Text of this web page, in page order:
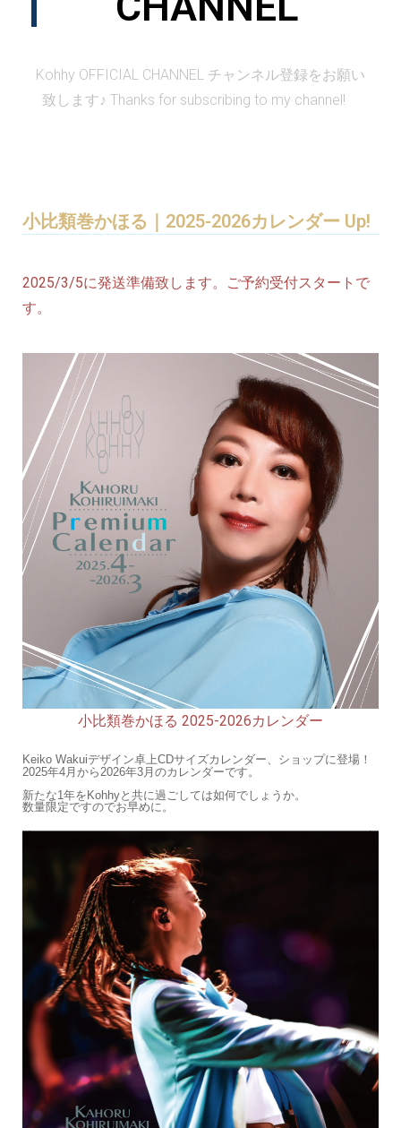
Kohhy OFFICIAL CHANNEL チャンネル登録をお願い
致します♪ Thanks for subscribing to my channel!
小比類巻かほる｜2025-2026カレンダー Up!
2025/3/5に発送準備致します。ご予約受付スタートで
す。
小比類巻かほる 2025-2026カレンダー
Keiko Wakuiデザイン卓上CDサイズカレンダー、ショップに登場！
2025年4月から2026年3月のカレンダーです。
新たな1年をKohhyと共に過ごしては如何でしょうか。
数量限定ですのでお早めに。